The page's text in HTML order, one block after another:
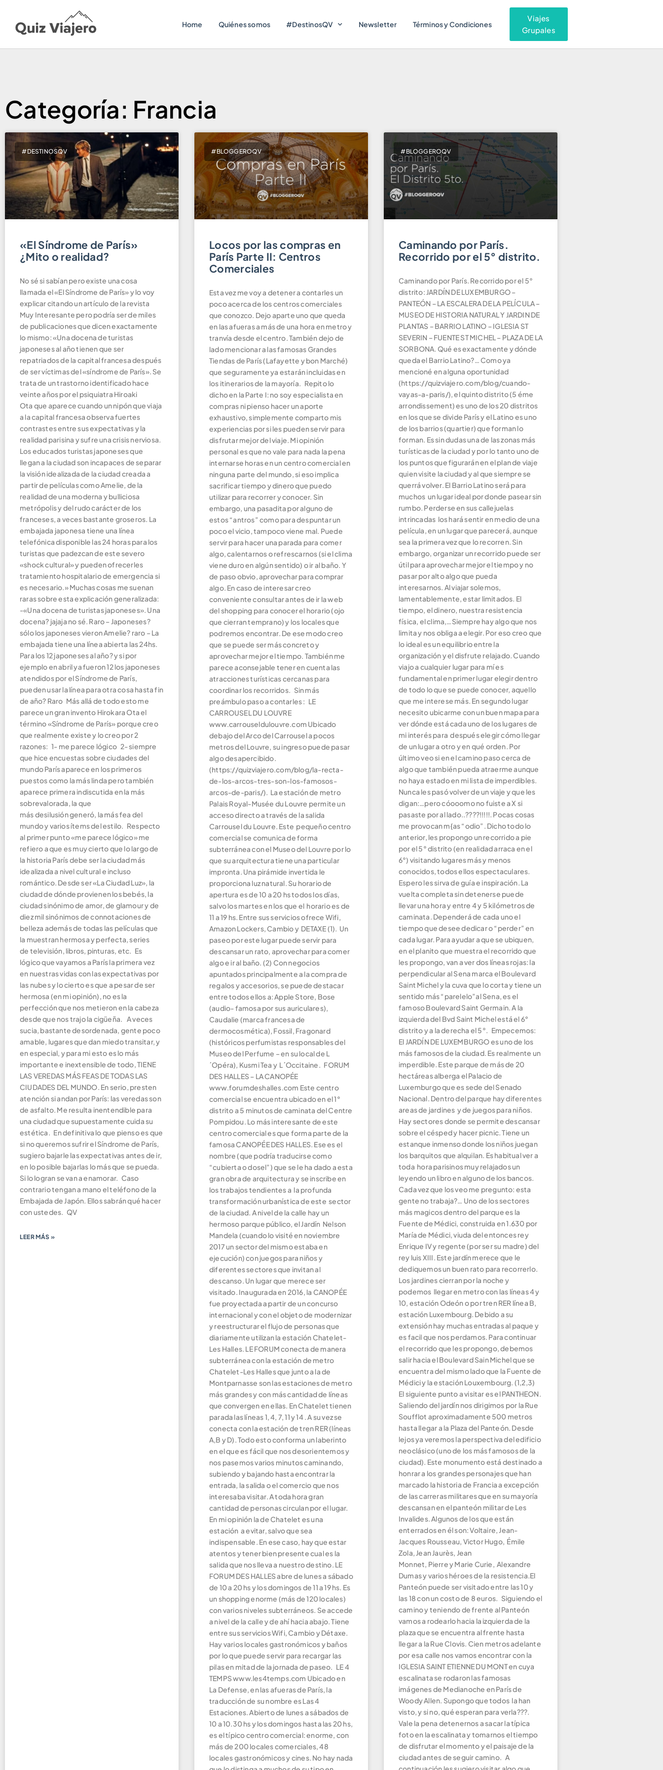
Home Quiénes somos #DestinosQV Newsletter Términos y Condiciones
Viajes
Grupales
Categoría: Francia
#DESTINOSQV
«El Síndrome de París»
¿Mito o realidad?
No sé si sabían pero existe una cosa
llamada el «El Síndrome de París» y lo voy
explicar citando un artículo de la revista
Muy Interesante pero podría ser de miles
de publicaciones que dicen exactamente
lo mismo: «Una docena de turistas
japoneses al año tienen que ser
repatriados de la capital francesa después
de ser víctimas del «síndrome de París». Se
trata de un trastorno identificado hace
veinte años por el psiquiatra Hiroaki
Ota que aparece cuando un nipón que viaja
a la capital francesa observa fuertes
contrastes entre sus expectativas y la
realidad parisina y sufre una crisis nerviosa.
Los educados turistas japoneses que
llegan a la ciudad son incapaces de separar
la visión idealizada de la ciudad creada a
partir de películas como Amelie, de la
realidad de una moderna y bulliciosa
metrópolis y del rudo carácter de los
franceses, a veces bastante groseros. La
embajada japonesa tiene una línea
telefónica disponible las 24 horas para los
turistas que padezcan de este severo
«shock cultural» y pueden ofrecerles
tratamiento hospitalario de emergencia si
es necesario.» Muchas cosas me suenan
raras sobre esta explicación generalizada:
-«Una docena de turistas japoneses». Una
docena? jajaja no sé. Raro – Japoneses?
sólo los japoneses vieron Amelie? raro – La
embajada tiene una línea abierta las 24hs.
Para los 12 japoneses al año? y si por
ejemplo en abril ya fueron 12 los japoneses
atendidos por el Síndrome de París,
pueden usar la línea para otra cosa hasta fin
de año? Raro Más allá de todo esto me
parece un gran invento Hirokara Ota el
término «Síndrome de París» porque creo
que realmente existe y lo creo por 2
razones: 1- me parece lógico 2- siempre
que hice encuestas sobre ciudades del
mundo París aparece en los primeros
puestos como la más linda pero también
aparece primera indiscutida en la más
sobrevalorada, la que
más desilusión generó, la más fea del
mundo y varios ítems del estilo. Respecto
al primer punto «me parece lógico» me
refiero a que es muy cierto que lo largo de
la historia París debe ser la ciudad más
idealizada a nivel cultural e incluso
romántico. Desde ser «La Ciudad Luz», la
ciudad de dónde provienen los bebés, la
ciudad sinónimo de amor, de glamour y de
diez mil sinónimos de connotaciones de
belleza además de todas las películas que
la muestran hermosa y perfecta, series
de televisión, libros, pinturas, etc. Es
lógico que vayamos a París la primera vez
en nuestras vidas con las expectativas por
las nubes y lo cierto es que a pesar de ser
hermosa (en mi opinión), no es la
perfección que nos metieron en la cabeza
desde que nos trajo la cigüeña. A veces
sucia, bastante desordenada, gente poco
amable, lugares que dan miedo transitar, y
en especial, y para mi esto es lo más
importante e inextensible de todo, TIENE
LAS VEREDAS MÁS FEAS DE TODAS LAS
CIUDADES DEL MUNDO. En serio, presten
atención si andan por París: las veredas son
de asfalto. Me resulta inentendible para
una ciudad que supuestamente cuida su
estética. En definitiva lo que pienso es que
si no queremos sufrir el Síndrome de París,
sugiero bajarle las expectativas antes de ir,
en lo posible bajarlas lo más que se pueda.
Si lo logran se van a enamorar. Caso
contrario tengan a mano el teléfono de la
Embajada de Japón. Ellos sabrán qué hacer
con ustedes. QV
LEER MÁS »
#BLOGGEROQV
Locos por las compras en
París Parte II: Centros
Comerciales
Esta vez me voy a detener a contarles un
poco acerca de los centros comerciales
que conozco. Dejo aparte uno que queda
en las afueras a más de una hora en metro y
tranvía desde el centro. También dejo de
lado mencionar a las famosas Grandes
Tiendas de París (Lafayette y bon Marché)
que seguramente ya estarán incluidas en
los itinerarios de la mayoría. Repito lo
dicho en la Parte I: no soy especialista en
compras ni pienso hacer un aporte
exhaustivo, simplemente comparto mis
experiencias por si les pueden servir para
disfrutar mejor del viaje. Mi opinión
personal es que no vale para nada la pena
internarse horas en un centro comercial en
ninguna parte del mundo, si eso implica
sacrificar tiempo y dinero que puedo
utilizar para recorrer y conocer. Sin
embargo, una pasadita por alguno de
estos “antros” como para despuntar un
poco el vicio, tampoco viene mal. Puede
servir para hacer una parada para comer
algo, calentarnos o refrescarnos (si el clima
viene duro en algún sentido) o ir al baño. Y
de paso obvio, aprovechar para comprar
algo. En caso de interesar creo
conveniente consultar antes de ir la web
del shopping para conocer el horario (ojo
que cierran temprano) y los locales que
podremos encontrar. De ese modo creo
que se puede ser más concreto y
aprovechar mejor el tiempo. También me
parece aconsejable tener en cuenta las
atracciones turísticas cercanas para
coordinar los recorridos. Sin más
preámbulo paso a contarles : LE
CARROUSEL DU LOUVRE
www.carrouseldulouvre.com Ubicado
debajo del Arco del Carrousel a pocos
metros del Louvre, su ingreso puede pasar
algo desapercibido.
(https://quizviajero.com/blog/la-recta-
de-los-arcos-tres-son-los-famosos-
arcos-de-paris/). La estación de metro
Palais Royal-Musée du Louvre permite un
acceso directo a través de la salida
Carrousel du Louvre. Este pequeño centro
comercial se comunica de forma
subterránea con el Museo del Louvre por lo
que su arquitectura tiene una particular
impronta. Una pirámide invertida le
proporciona luz natural. Su horario de
apertura es de 10 a 20 hs todos los días,
salvo los martes en los que el horario es de
11 a 19 hs. Entre sus servicios ofrece Wifi,
Amazon Lockers, Cambio y DETAXE (1). Un
paseo por este lugar puede servir para
descansar un rato, aprovechar para comer
algo e ir al baño. (2) Con negocios
apuntados principalmente a la compra de
regalos y accesorios, se puede destacar
entre todos ellos a: Apple Store, Bose
(audio- famosa por sus auriculares),
Caudalie (marca francesa de
dermocosmética), Fossil, Fragonard
(históricos perfumistas responsables del
Museo del Perfume – en su local de L
´Opéra), Kusmi Tea y L´Occitaine. FORUM
DES HALLES – LA CANOPÉE
www.forumdeshalles.com Este centro
comercial se encuentra ubicado en el 1°
distrito a 5 minutos de caminata del Centre
Pompidou. Lo más interesante de este
centro comercial es que forma parte de la
famosa CANOPÉE DES HALLES. Ese es el
nombre (que podría traducirse como
“cubierta o dosel”) que se le ha dado a esta
gran obra de arquitectura y se inscribe en
los trabajos tendientes a la profunda
transformación urbanística de este sector
de la ciudad. A nivel de la calle hay un
hermoso parque público, el Jardín Nelson
Mandela (cuando lo visité en noviembre
2017 un sector del mismo estaba en
ejecución) con juegos para niños y
diferentes sectores que invitan al
descanso. Un lugar que merece ser
visitado. Inaugurada en 2016, la CANOPÉE
fue proyectada a partir de un concurso
internacional y con el objeto de modernizar
y reestructurar el flujo de personas que
diariamente utilizan la estación Chatelet-
Les Halles. LE FORUM conecta de manera
subterránea con la estación de metro
Chatelet-Les Halles que junto a la de
Montparnasse son las estaciones de metro
más grandes y con más cantidad de líneas
que convergen en ellas. En Chatelet tienen
parada las líneas 1, 4, 7, 11 y 14 . A su vez se
conecta con la estación de tren RER (líneas
A,B y D). Todo esto conforma un laberinto
en el que es fácil que nos desorientemos y
nos pasemos varios minutos caminando,
subiendo y bajando hasta encontrar la
entrada, la salida o el comercio que nos
interesaba visitar. A toda hora gran
cantidad de personas circulan por el lugar.
En mi opinión la de Chatelet es una
estación a evitar, salvo que sea
indispensable. En ese caso, hay que estar
atentos y tener bien presente cual es la
salida que nos lleva a nuestro destino. LE
FORUM DES HALLES abre de lunes a sábado
de 10 a 20 hs y los domingos de 11 a 19 hs. Es
un shopping enorme (más de 120 locales)
con varios niveles subterráneos. Se accede
a nivel de la calle y de ahí hacia abajo. Tiene
entre sus servicios Wifi, Cambio y Détaxe.
Hay varios locales gastronómicos y baños
por lo que puede servir para recargar las
pilas en mitad de la jornada de paseo. LE 4
TEMPS www.les4temps.com Ubicado en
La Defense, en las afueras de París, la
traducción de su nombre es Las 4
Estaciones. Abierto de lunes a sábados de
10 a 10.30 hs y los domingos hasta las 20 hs,
es el típico centro comercial: enorme, con
más de 200 locales comerciales, 48
locales gastronómicos y cines. No hay nada
#BLOGGEROQV
Caminando por París.
Recorrido por el 5° distrito.
Caminando por París. Recorrido por el 5°
distrito: JARDÍN DE LUXEMBURGO –
PANTEÓN – LA ESCALERA DE LA PELÍCULA –
MUSEO DE HISTORIA NATURAL Y JARDIN DE
PLANTAS – BARRIO LATINO – IGLESIA ST
SEVERIN – FUENTE ST MICHEL – PLAZA DE LA
SORBONA. Qué es exactamente y dónde
queda el Barrio Latino?… Como ya
mencioné en alguna oportunidad
(https://quizviajero.com/blog/cuando-
vayas-a-paris/), el quinto distrito (5 éme
arrondissement) es uno de los 20 distritos
en los que se divide París y el Latino es uno
de los barrios (quartier) que forman lo
forman. Es sin dudas una de las zonas más
turísticas de la ciudad y por lo tanto uno de
los puntos que figurarán en el plan de viaje
quien visite la ciudad y al que siempre se
querrá volver. El Barrio Latino será para
muchos un lugar ideal por donde pasear sin
rumbo. Perderse en sus callejuelas
intrincadas los hará sentir en medio de una
película, en un lugar que parecerá, aunque
sea la primera vez que lo recorren. Sin
embargo, organizar un recorrido puede ser
útil para aprovechar mejor el tiempo y no
pasar por alto algo que pueda
interesarnos. Al viajar solemos,
lamentablemente, estar limitados. El
tiempo, el dinero, nuestra resistencia
física, el clima,…Siempre hay algo que nos
limita y nos obliga a elegir. Por eso creo que
lo ideal es un equilibrio entre la
organización y el disfrute relajado. Cuando
viajo a cualquier lugar para mí es
fundamental en primer lugar elegir dentro
de todo lo que se puede conocer, aquello
que me interese más. En segundo lugar
necesito ubicarme con un buen mapa para
ver dónde está cada uno de los lugares de
mi interés para después elegir cómo llegar
de un lugar a otro y en qué orden. Por
último veo si en el camino paso cerca de
algo que también pueda atraerme aunque
no haya estado en mi lista de imperdibles.
Nunca les pasó volver de un viaje y que les
digan:…pero cóooomo no fuiste a X si
pasaste por al lado..????!!!!!. Pocas cosas
me provocan m{as “odio”. Dicho todo lo
anterior, les propongo un recorrido a pie
por el 5° distrito (en realidad arraca en el
6°) visitando lugares más y menos
conocidos, todos ellos espectaculares.
Espero les sirva de guía e inspiración. La
vuelta completa sin detenerse puede
llevar una hora y entre 4 y 5 kilómetros de
caminata. Dependerá de cada uno el
tiempo que desee dedicar o “perder” en
cada lugar. Para ayudar a que se ubiquen,
en el planito que muestra el recorrido que
les propongo, van a ver dos líneas rojas: la
perpendicular al Sena marca el Boulevard
Saint Michel y la cuva que lo corta y tiene un
sentido más “parelelo”al Sena, es el
famoso Boulevard Saint Germain. A la
izquierda del Bvd Saint Michel está el 6°
distrito y a la derecha el 5°. Empecemos:
El JARDÍN DE LUXEMBURGO es uno de los
más famosos de la ciudad. Es realmente un
imperdible. Este parque de más de 20
hectáreas alberga el Palacio de
Luxemburgo que es sede del Senado
Nacional. Dentro del parque hay diferentes
areas de jardines y de juegos para niños.
Hay sectores donde se permite descansar
sobre el césped y hacer picnic. Tiene un
estanque inmenso donde los niños juegan
los barquitos que alquilan. Es habitual ver a
toda hora parisinos muy relajados un
leyendo un libro en alguno de los bancos.
Cada vez que los veo me pregunto: esta
gente no trabaja?… Uno de los sectores
más magicos dentro del parque es la
Fuente de Médici, construida en 1.630 por
María de Médici, viuda del entonces rey
Enrique IV y regente (por ser su madre) del
rey luis XIII. Este jardín merece que le
dediquemos un buen rato para recorrerlo.
Los jardines cierran por la noche y
podemos llegar en metro con las líneas 4 y
10, estación Odeón o por tren RER línea B,
estación Luxembourg. Debido a su
extensión hay muchas entradas al paque y
es facil que nos perdamos. Para continuar
el recorrido que les propongo, debemos
salir hacia el Boulevard Sain Michel que se
encuentra del mismo lado que la Fuente de
Médici y la estación Louxembourg. (1,2,3)
El siguiente punto a visitar es el PANTHEON.
Saliendo del jardín nos dirigimos por la Rue
Soufflot aproximadamente 500 metros
hasta llegar a la Plaza del Panteón. Desde
lejos ya veremos la perspectiva del edificio
neoclásico (uno de los más famosos de la
ciudad). Este monumento está destinado a
honrar a los grandes personajes que han
marcado la historia de Francia a excepción
de las carreras militares que en su mayoría
descansan en el panteón militar de Les
Invalides. Algunos de los que están
enterrados en él son: Voltaire, Jean-
Jacques Rousseau, Victor Hugo, Émile
Zola, Jean Jaurès, Jean
Monnet, Pierre y Marie Curie, Alexandre
Dumas y varios héroes de la resistencia.El
Panteón puede ser visitado entre las 10 y
las 18 con un costo de 8 euros. Siguiendo el
camino y teniendo de frente al Panteón
vamos a rodearlo hacia la izquierda de la
plaza que se encuentra al frente hasta
llegar a la Rue Clovis. Cien metros adelante
por esa calle nos vamos encontrar con la
IGLESIA SAINT ETIENNE DU MONT en cuya
escalinata se rodaron las famosas
imágenes de Medianoche en París de
Woody Allen. Supongo que todos la han
visto, y si no, qué esperan para verla???.
Vale la pena detenernos a sacar la típica
foto en la escalinata y tomarnos el tiempo
de disfrutar el momento y el paisaje de la
ciudad antes de seguir camino. A